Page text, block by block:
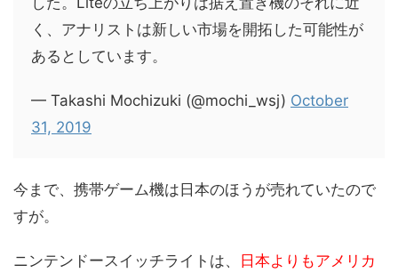
く、アナリストは新しい市場を開拓した可能性が
あるとしています。
— Takashi Mochizuki (@mochi_wsj) October
31, 2019
今まで、携帯ゲーム機は日本のほうが売れていたので
すが。
ニンテンドースイッチライトは、
日本よりもアメリカ